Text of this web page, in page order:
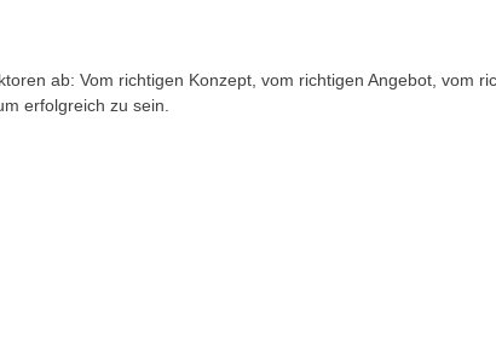
ab: Vom richtigen Konzept, vom richtigen Angebot, vom
erfolgreich zu sein.